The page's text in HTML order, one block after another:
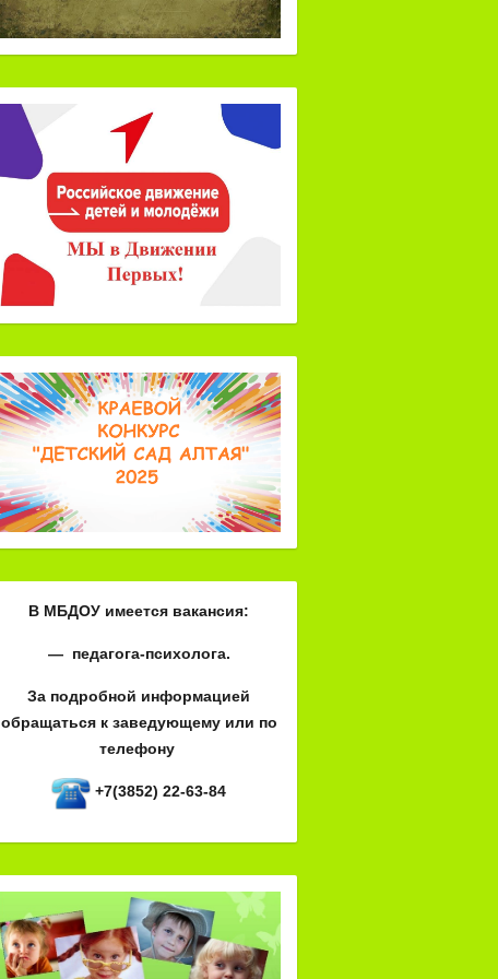
В МБДОУ имеется вакансия:
— педагога-психолога.
За подробной информацией
обращаться к заведующему или по
телефону
+7(3852) 22-63-84